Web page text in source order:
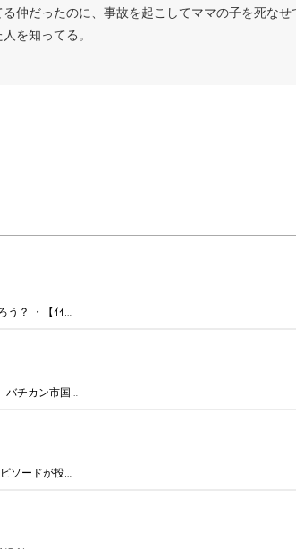
仲だったのに、事故を起こしてママの子を死なせ
を知ってる。
う？ ・【ｲｲ…
バチカン市国…
ソードが投…